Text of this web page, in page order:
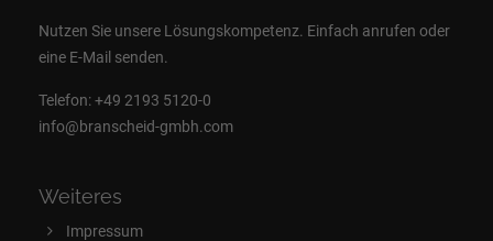
Nutzen Sie unsere Lösungskompetenz. Einfach anrufen oder
eine E-Mail senden.
Telefon:+49 2193 5120-0
info@branscheid-gmbh.com
Weiteres
Impressum